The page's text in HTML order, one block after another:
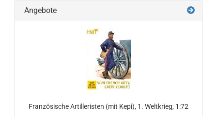
Angebote
Französische Artilleristen (mit Kepi), 1. Weltkrieg, 1:72